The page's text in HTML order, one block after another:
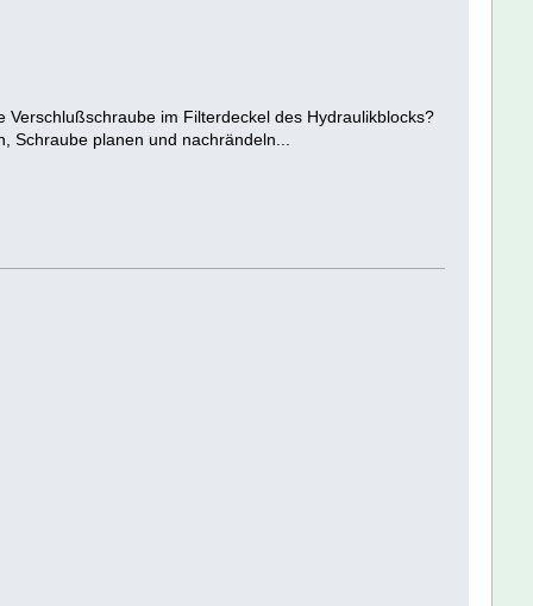
im Filterdeckel des Hydraulikblocks?
Schraube planen und nachrändeln...